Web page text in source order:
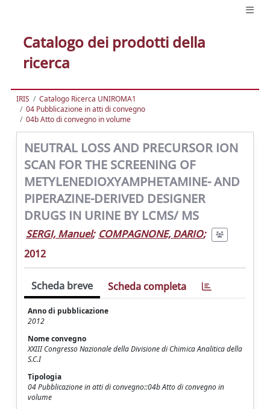
Catalogo dei prodotti della
ricerca
IRIS
Catalogo Ricerca UNIROMA1
04 Pubblicazione in atti di convegno
04b Atto di convegno in volume
NEUTRAL LOSS AND PRECURSOR ION
SCAN FOR THE SCREENING OF
METYLENEDIOXYAMPHETAMINE- AND
PIPERAZINE-DERIVED DESIGNER
DRUGS IN URINE BY LCMS/ MS
SERGI, Manuel; COMPAGNONE, DARIO;
2012
Scheda breve Scheda completa
Anno di pubblicazione
2012
Nome convegno
XXIII Congresso Nazionale della Divisione di Chimica Analitica della
S.C.I
Tipologia
04 Pubblicazione in atti di convegno::04b Atto di convegno in
volume